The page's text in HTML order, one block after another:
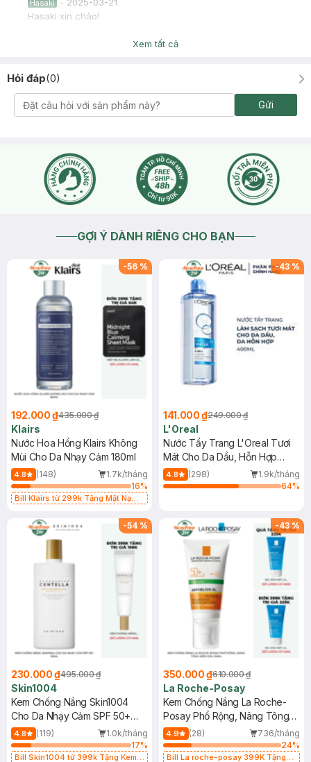
Hasaki
Hasaki xin chào!
Hasaki cảm ơn hồ thị huyền trang đã dành thời gian đánh giá.
Sự hài lòng của khách hàng là động lực to lớn để Hasaki
2023-10-21
Son xịn lắm ạ!! Giữ màu lâu k bị khô môi luôn
Xem tất cả
Hỏi đáp(0)
Gửi
GỢI Ý DÀNH RIÊNG CHO BẠN
-56 %
192.000 ₫435.000 ₫
Klairs
Nước Hoa Hồng Klairs Không
Mùi Cho Da Nhạy Cảm 180ml
4.8 (148)
1.7k/tháng
16%
Bill Klairs từ 299k Tặng Mặt Nạ
25ml (SL Có Hạn)
-43 %
141.000 ₫249.000 ₫
L'Oreal
Nước Tẩy Trang L'Oreal Tươi
Mát Cho Da Dầu, Hỗn Hợp
400ml
4.8 (298)
1.9k/tháng
64%
-54 %
230.000 ₫495.000 ₫
Skin1004
Kem Chống Nắng Skin1004
Cho Da Nhạy Cảm SPF 50+
50ml
4.8 (119)
1.0k/tháng
17%
Bill Skin1004 từ 399k Tặng Kem
-43 %
350.000 ₫610.000 ₫
La Roche-Posay
Kem Chống Nắng La Roche-
Posay Phổ Rộng, Nâng Tông
Kiềm Dầu 50ml
4.9 (28)
736/tháng
24%
Bill La roche-posay 399K Tặng